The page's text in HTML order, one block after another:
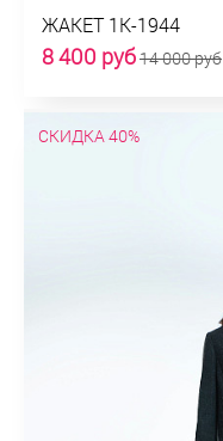
ЖАКЕТ 1К-1944
8 400 руб14 000 руб
СКИДКА 40%